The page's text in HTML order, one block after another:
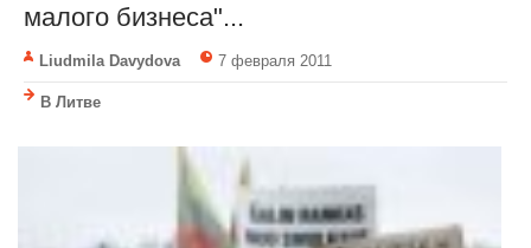
малого бизнеса"...
Liudmila Davydova 7 февраля 2011
В Литве